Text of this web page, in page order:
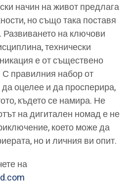
начин на живот предлага
но също така поставя
Развиването на ключови
технически
е от съществено
С правилния набор от
оцелее и да просперира,
където се намира. Не
на дигитален номад е не
което може да
но и личния ви опит.
на